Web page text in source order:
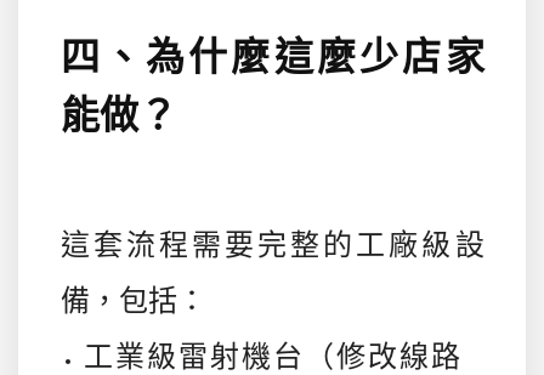
四、為什麼這麼少店家
能做？
這套流程需要完整的工廠級設
備，包括：
工業級雷射機台（修改線路